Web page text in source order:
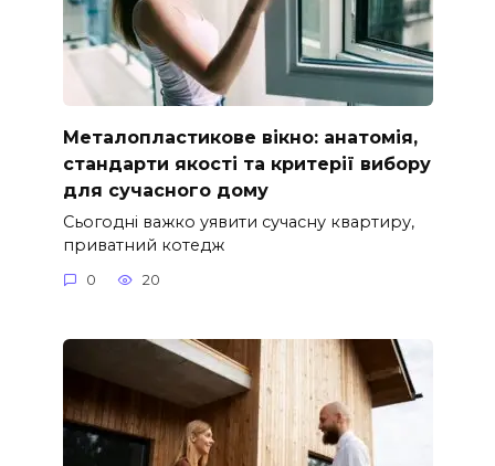
Металопластикове вікно: анатомія,
стандарти якості та критерії вибору
для сучасного дому
Сьогодні важко уявити сучасну квартиру,
приватний котедж
0 20